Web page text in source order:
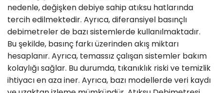
nedenle, değişken debiye sahip atıksu hatlarında
tercih edilmektedir. Ayrıca, diferansiyel basınçlı
debimetreler de bazı sistemlerde kullanılmaktadır.
Bu şekilde, basınç farkı üzerinden akış miktarı
hesaplanır. Ayrıca, temassız çalışan sistemler bakım
kolaylığı sağlar. Bu durumda, tıkanıklık riski ve temizlik
ihtiyacı en aza iner. Ayrıca, bazı modellerde veri kaydı